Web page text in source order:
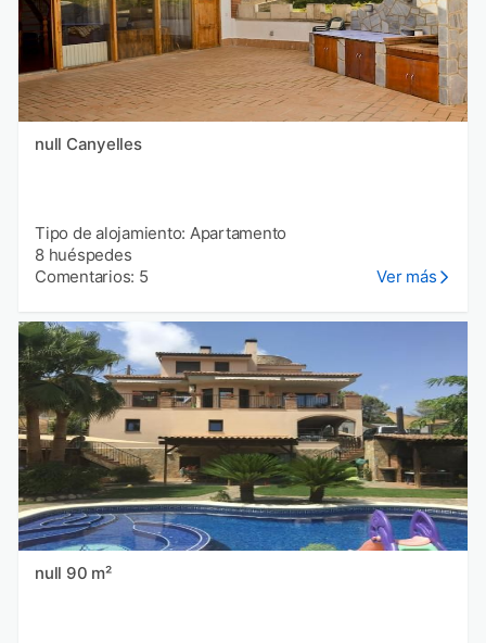
null Canyelles
Tipo de alojamiento: Apartamento
8 huéspedes
Comentarios: 5
Ver más
null 90 m²